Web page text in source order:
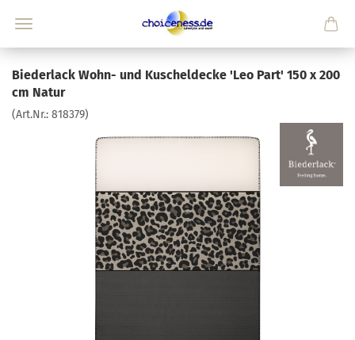
Biederlack Wohn- und Kuscheldecke 'Leo Part' 150 x 200
cm Natur
(Art.Nr.: 818379)